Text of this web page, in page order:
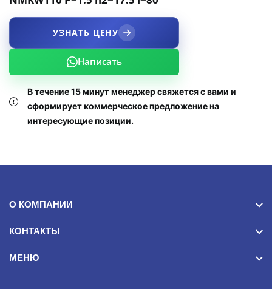
УЗНАТЬ ЦЕНУ
Написать
В течение 15 минут менеджер свяжется с вами и
сформирует коммерческое предложение на
интересующие позиции.
О КОМПАНИИ
КОНТАКТЫ
МЕНЮ